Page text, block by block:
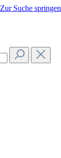
Zur Suche springen